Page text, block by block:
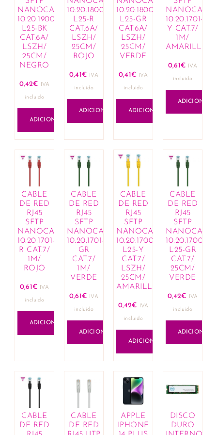
Cremes corantes e hennas
Máscaras e condicionadores
Óleos, loções e exfoliantes
Produtos de fixação para penteados
Queda de cabelo e revitalizantes
Sprays e sérums
Tratamentos capilares
Óleos essenciais e compostos
Construção
Ferramentas
Cosmética
Lábios
Bálsamos labiais
Batons e gloss
Lápis de lábios
Lotes de fragrâncias e cosméticos
Olhos
Anti-olheiras
Eyeliner e lápis
Máscaras de pestanas
Sobrancelhas
Sombras
Rosto
Bases
Blushers
Iluminadores de tez
Pós compactos
Manicure
Removedores de verniz
Vernizes
NANOCABLE
10.20.1900-
L25-BK
CAT.6A/
LSZH/
25CM/
NEGRO
0,42€ IVA
incluido
ADICIONAR
10.20.1800-
L25-R
CAT.6A/
LSZH/
25CM/
ROJO
0,41 € IVA
incluido
ADICIONAR
10.20.1800-
L25-GR
CAT.6A/
LSZH/
25CM/
VERDE
0,41 € IVA
incluido
ADICIONAR
NANOCABLE
10.20.1701-
Y CAT.7/
1M/
AMARILLO
0,61 € IVA
incluido
ADICIONAR
CABLE
DE RED
RJ45
SFTP
NANOCABLE
10.20.1701-
R CAT.7/
1M/
ROJO
0,61 € IVA
incluido
ADICIONAR
CABLE
DE RED
RJ45
SFTP
NANOCABLE
10.20.1701-
GR
CAT.7/
1M/
VERDE
0,61 € IVA
incluido
ADICIONAR
CABLE
DE RED
RJ45
SFTP
NANOCABLE
10.20.1700-
L25-Y
CAT.7/
LSZH/
25CM/
AMARILLO
0,42€ IVA
incluido
ADICIONAR
CABLE
DE RED
RJ45
SFTP
NANOCABLE
10.20.1700-
L25-GR
CAT.7/
25CM/
VERDE
0,42€ IVA
incluido
ADICIONAR
CABLE
DE RED
CABLE
DE RED
APPLE
IPHONE
DISCO
DURO